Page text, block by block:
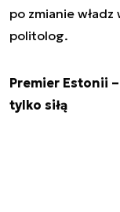
po zmianie
politolog.
Premier Estonii
tylko siłą